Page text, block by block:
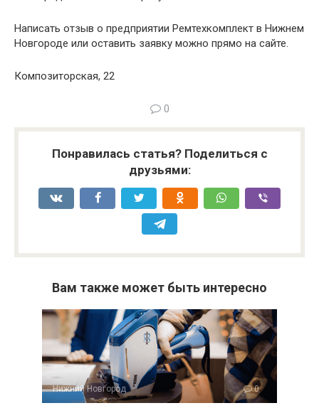
Написать отзыв о предприятии Ремтехкомплект в Нижнем
Новгороде или оставить заявку можно прямо на сайте.
Композиторская, 22
0
Понравилась статья? Поделиться с
друзьями:
Вам также может быть интересно
Нижний Новгород 0